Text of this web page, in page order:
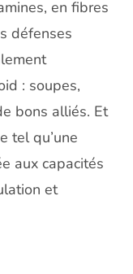
en fibres
défenses
: soupes,
bons alliés. Et
tel qu’une
aux capacités
et